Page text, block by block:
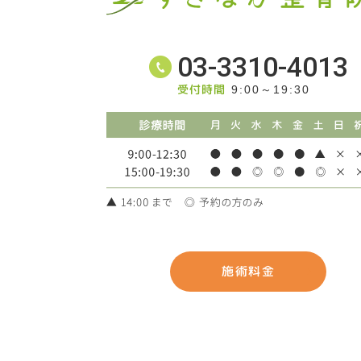
03-3310-4013
受付時間 9:00～19:30
施術料金